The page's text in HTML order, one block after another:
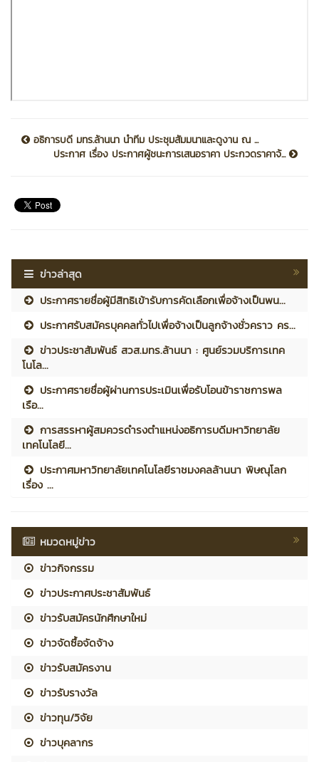
อธิการบดี มทร.ล้านนา นำทีม ประชุมสัมมนาและดูงาน ณ ...
ประกาศ เรื่อง ประกาศผู้ชนะการเสนอราคา ประกวดราคาจ้...
ข่าวล่าสุด
ประกาศรายชื่อผู้มีสิทธิเข้ารับการคัดเลือกเพื่อจ้างเป็นพน...
ประกาศรับสมัครบุคคลทั่วไปเพื่อจ้างเป็นลูกจ้างชั่วคราว คร...
ข่าวประชาสัมพันธ์ สวส.มทร.ล้านนา : ศูนย์รวมบริการเทค
โนโล...
ประกาศรายชื่อผู้ผ่านการประเมินเพื่อรับโอนข้าราชการพล
เรือ...
การสรรหาผู้สมควรดำรงตำแหน่งอธิการบดีมหาวิทยาลัย
เทคโนโลยี...
ประกาศมหาวิทยาลัยเทคโนโลยีราชมงคลล้านนา พิษณุโลก
เรื่อง ...
หมวดหมู่ข่าว
ข่าวกิจกรรม
ข่าวประกาศประชาสัมพันธ์
ข่าวรับสมัครนักศึกษาใหม่
ข่าวจัดซื้อจัดจ้าง
ข่าวรับสมัครงาน
ข่าวรับรางวัล
ข่าวทุน/วิจัย
ข่าวบุคลากร